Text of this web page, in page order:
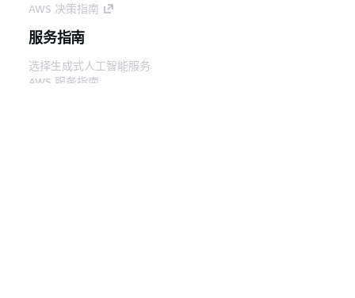
AWS 决策指南
服务指南
选择生成式人工智能服务
AWS 服务指南